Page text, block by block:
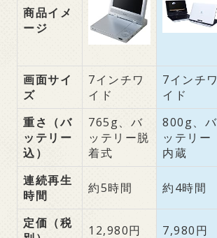
商品イメ
ージ
画面サイ
ズ
7インチワ
イド
7インチワ
イド
重さ（バ
ッテリー
込）
765g、バ
ッテリー脱
着式
800g、バ
ッテリー
内蔵
連続再生
時間
約5時間 約4時間
定価（税
12,980円 7,980円